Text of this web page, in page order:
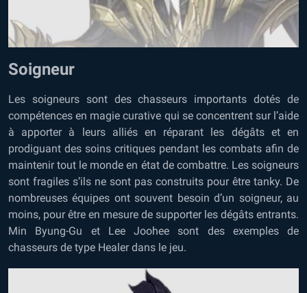
Soigneur
Les soigneurs sont des chasseurs importants dotés de
compétences en magie curative qui se concentrent sur l’aide
à apporter à leurs alliés en réparant les dégâts et en
prodiguant des soins critiques pendant les combats afin de
maintenir tout le monde en état de combattre. Les soigneurs
sont fragiles s’ils ne sont pas construits pour être tanky. De
nombreuses équipes ont souvent besoin d’un soigneur, au
moins, pour être en mesure de supporter les dégâts entrants.
Min Byung-Gu et Lee Joohee sont des exemples de
chasseurs de type Healer dans le jeu.